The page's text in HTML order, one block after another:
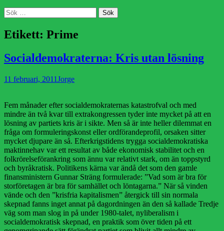
Sök
Sök
efter:
Etikett: Prime
Socialdemokraterna: Kris utan lösning
Publicerad
11 februari, 2011 Författare
Jorge
Fem månader efter socialdemokraternas katastrofval och med
mindre än två kvar till extrakongressen tyder inte mycket på att en
lösning av partiets kris är i sikte. Men så är inte heller dilemmat en
fråga om formuleringskonst eller ordförandeprofil, orsaken sitter
mycket djupare än så. Efterkrigstidens trygga socialdemokratiska
maktinnehav var ett resultat av både ekonomisk stabilitet och en
folkrörelseförankring som ännu var relativt stark, om än toppstyrd
och byråkratisk. Politikens kärna var ändå det som den gamle
finansministern Gunnar Sträng formulerade: ”Vad som är bra för
storföretagen är bra för samhället och löntagarna.” När så vinden
vände och den ”krisfria kapitalismen” återgick till sin normala
skepnad fanns inget annat på dagordningen än den så kallade Tredje
väg som man slog in på under 1980-talet, nyliberalism i
socialdemokratisk skepnad, en praktik som över tiden på ett